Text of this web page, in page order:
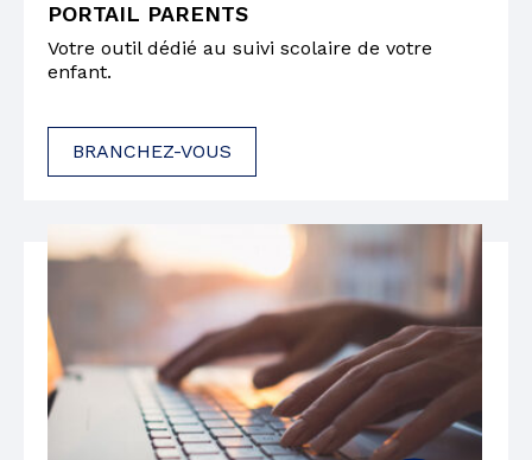
PORTAIL PARENTS
Votre outil dédié au suivi scolaire de votre
enfant.
BRANCHEZ-VOUS